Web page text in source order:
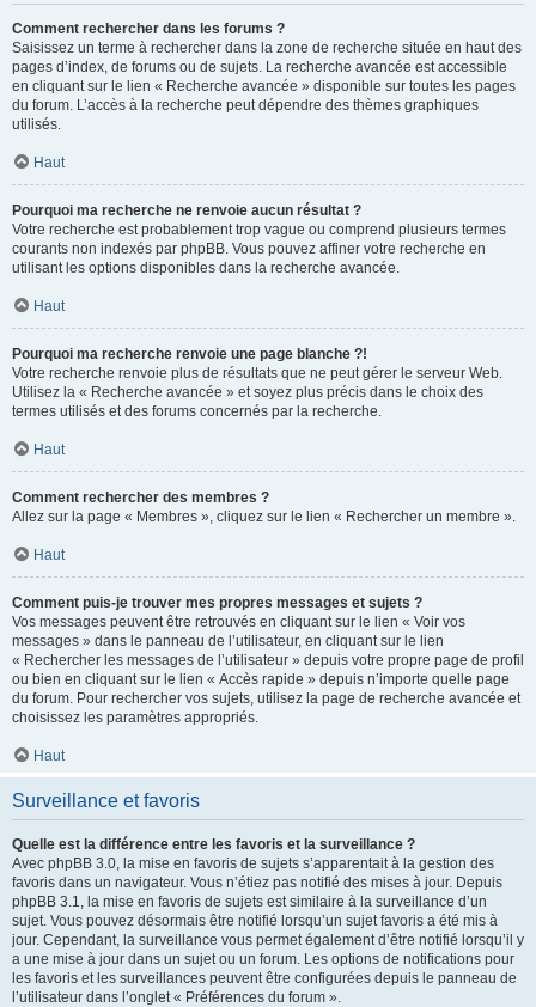
Comment rechercher dans les forums ?
Saisissez un terme à rechercher dans la zone de recherche située en haut des
pages d’index, de forums ou de sujets. La recherche avancée est accessible
en cliquant sur le lien « Recherche avancée » disponible sur toutes les pages
du forum. L’accès à la recherche peut dépendre des thèmes graphiques
utilisés.
Haut
Pourquoi ma recherche ne renvoie aucun résultat ?
Votre recherche est probablement trop vague ou comprend plusieurs termes
courants non indexés par phpBB. Vous pouvez affiner votre recherche en
utilisant les options disponibles dans la recherche avancée.
Haut
Pourquoi ma recherche renvoie une page blanche ?!
Votre recherche renvoie plus de résultats que ne peut gérer le serveur Web.
Utilisez la « Recherche avancée » et soyez plus précis dans le choix des
termes utilisés et des forums concernés par la recherche.
Haut
Comment rechercher des membres ?
Allez sur la page « Membres », cliquez sur le lien « Rechercher un membre ».
Haut
Comment puis-je trouver mes propres messages et sujets ?
Vos messages peuvent être retrouvés en cliquant sur le lien « Voir vos
messages » dans le panneau de l’utilisateur, en cliquant sur le lien
« Rechercher les messages de l’utilisateur » depuis votre propre page de profil
ou bien en cliquant sur le lien « Accès rapide » depuis n’importe quelle page
du forum. Pour rechercher vos sujets, utilisez la page de recherche avancée et
choisissez les paramètres appropriés.
Haut
Surveillance et favoris
Quelle est la différence entre les favoris et la surveillance ?
Avec phpBB 3.0, la mise en favoris de sujets s’apparentait à la gestion des
favoris dans un navigateur. Vous n’étiez pas notifié des mises à jour. Depuis
phpBB 3.1, la mise en favoris de sujets est similaire à la surveillance d’un
sujet. Vous pouvez désormais être notifié lorsqu’un sujet favoris a été mis à
jour. Cependant, la surveillance vous permet également d’être notifié lorsqu’il y
a une mise à jour dans un sujet ou un forum. Les options de notifications pour
les favoris et les surveillances peuvent être configurées depuis le panneau de
l’utilisateur dans l’onglet « Préférences du forum ».